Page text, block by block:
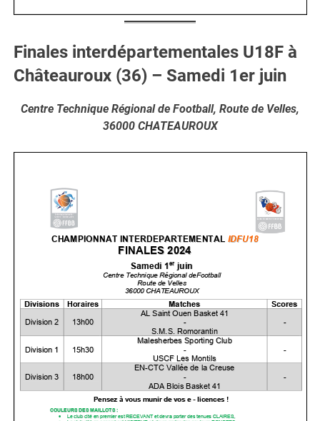
Finales interdépartementales U18F à
Châteauroux (36) – Samedi 1er juin
Centre Technique Régional de Football, Route de Velles,
36000 CHATEAUROUX